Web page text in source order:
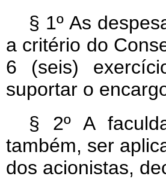
§ 1º As
a critério do
6 (seis)
suportar o
§ 2º A
também, ser
dos acionistas,